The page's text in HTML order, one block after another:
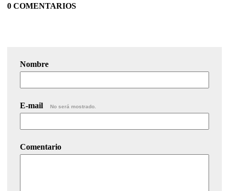
0 COMENTARIOS
Nombre
E-mail No será mostrado.
Comentario